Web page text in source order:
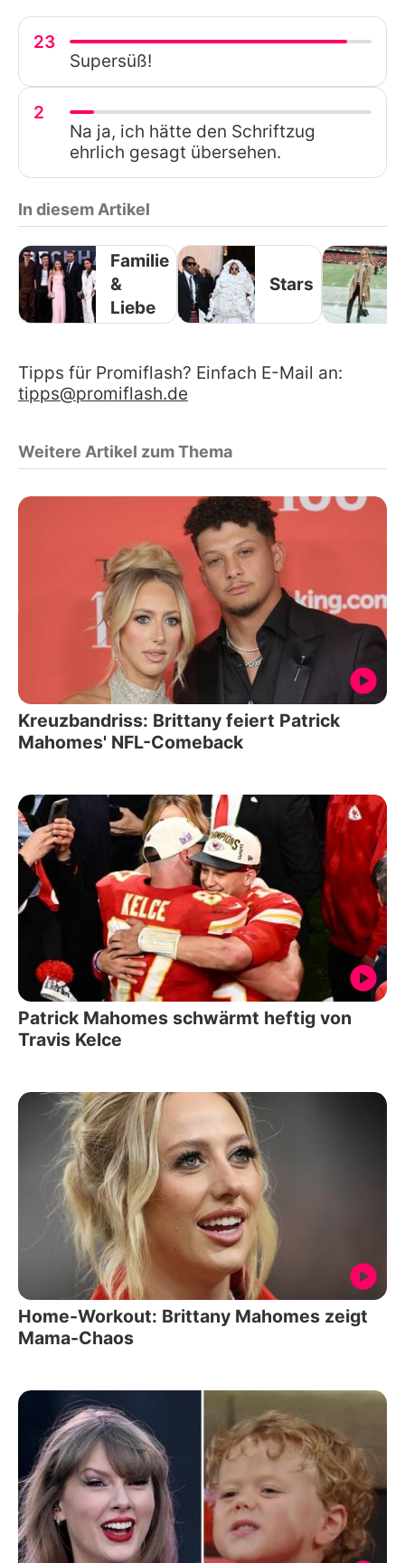
23
Supersüß!
2
Na ja, ich hätte den Schriftzug
ehrlich gesagt übersehen.
In diesem Artikel
Familie
&
Liebe
Stars
Tipps für Promiflash? Einfach E-Mail an:
tipps@promiflash.de
Weitere Artikel zum Thema
Kreuzbandriss: Brittany feiert Patrick
Mahomes' NFL-Comeback
Patrick Mahomes schwärmt heftig von
Travis Kelce
Home-Workout: Brittany Mahomes zeigt
Mama-Chaos